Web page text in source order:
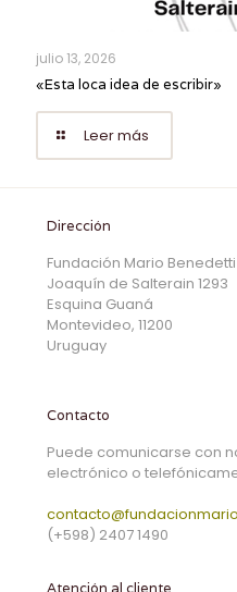
julio 13, 2026
«Esta loca idea de escribir»
Leer más
Dirección
Fundación Mario Benedetti
Joaquín de Salterain 1293
Esquina Guaná
Montevideo, 11200
Uruguay
Contacto
Puede comunicarse con
electrónico o
(+598) 2407 1490
Atención al cliente